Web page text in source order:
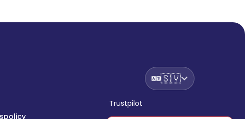
🇸🇻
Trustpilot